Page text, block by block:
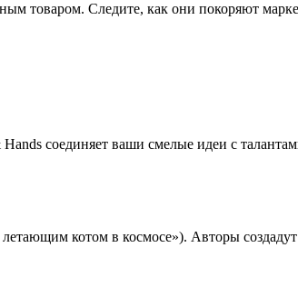
товаром. Следите, как они покоряют
соединяет ваши смелые идеи с
котом в космосе»). Авторы создадут